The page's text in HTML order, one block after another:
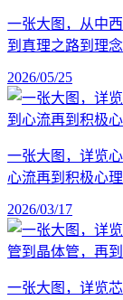
一张大图，从中
到真理之路到理
2026/05/25
一张大图，详览
心流再到积极心
2026/03/17
一张大图，详览